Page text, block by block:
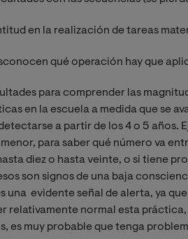
en la realización de tareas
qué operación hay que
para comprender las
en la escuela a medida que se
a partir de los 4 o 5 años.
para saber qué número va
diez o hasta veinte, o si tiene
son signos de una baja
una evidente señal de alerta, ya
relativamente normal esta
es muy probable que tenga